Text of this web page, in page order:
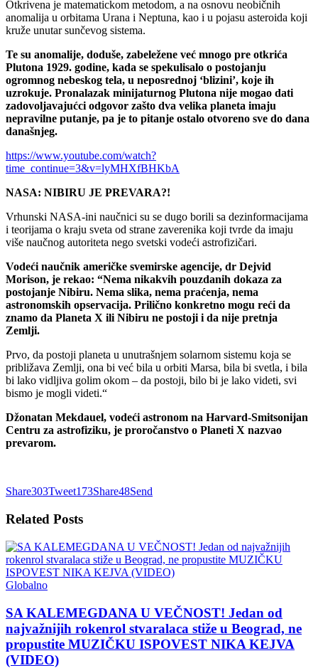
Otkrivena je matematickom metodom, a na osnovu neobičnih
anomalija u orbitama Urana i Neptuna, kao i u pojasu asteroida koji
kruže unutar sunčevog sistema.
Te su anomalije, doduše, zabeležene već mnogo pre otkrića
Plutona 1929. godine, kada se spekulisalo o postojanju
ogromnog nebeskog tela, u neposrednoj ‘blizini’, koje ih
uzrokuje. Pronalazak minijaturnog Plutona nije mogao dati
zadovoljavajućci odgovor zašto dva velika planeta imaju
nepravilne putanje, pa je to pitanje ostalo otvoreno sve do dana
današnjeg.
https://www.youtube.com/watch?
time_continue=3&v=lyMHXfBHKbA
NASA: NIBIRU JE PREVARA?!
Vrhunski NASA-ini naučnici su se dugo borili sa dezinformacijama
i teorijama o kraju sveta od strane zaverenika koji tvrde da imaju
više naučnog autoriteta nego svetski vodeći astrofizičari.
Vodeći naučnik američke svemirske agencije, dr Dejvid
Morison, je rekao: “Nema nikakvih pouzdanih dokaza za
postojanje Nibiru. Nema slika, nema praćenja, nema
astronomskih opservacija. Prilično konkretno mogu reći da
znamo da Planeta X ili Nibiru ne postoji i da nije pretnja
Zemlji.
Prvo, da postoji planeta u unutrašnjem solarnom sistemu koja se
približava Zemlji, ona bi već bila u orbiti Marsa, bila bi svetla, i bila
bi lako vidljiva golim okom – da postoji, bilo bi je lako videti, svi
bismo je mogli videti.“
Džonatan Mekdauel, vodeći astronom na Harvard-Smitsonijan
Centru za astrofiziku, je proročanstvo o Planeti X nazvao
prevarom.
Share303Tweet173Share48Send
Related Posts
Globalno
SA KALEMEGDANA U VEČNOST! Jedan od
najvažnijih rokenrol stvaralaca stiže u Beograd, ne
propustite MUZIČKU ISPOVEST NIKA KEJVA
(VIDEO)